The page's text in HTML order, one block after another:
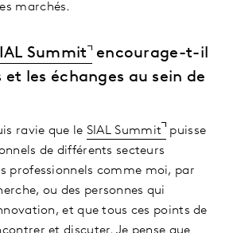
marchés.
Summit encourage-t-il
et les échanges au sein de
ravie que le SIAL Summit
puisse
de différents secteurs
professionnels comme moi, par
ou des personnes qui
et que tous ces points de